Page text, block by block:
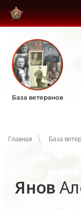
База ветеранов
Главная База
Янов